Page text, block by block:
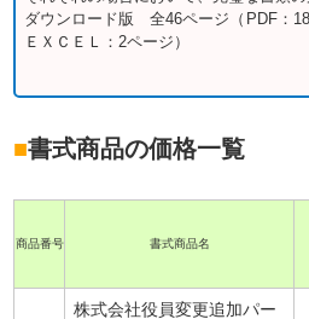
ダウンロード版 全46ページ（PDF：
ＥＸＣＥＬ：2ページ）
■書式商品の価格一覧
商品番号 書式商品名
株式会社役員変更追加パー